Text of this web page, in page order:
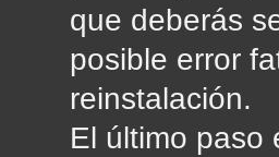
que deberás
posible error
reinstalación.
El último paso